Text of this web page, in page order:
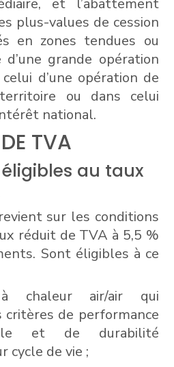
et l’abattement
plus-values de cession
en zones tendues ou
grande opération
celui d’une opération de
ou dans celui
national.
TVA
au taux
sur les conditions
réduit de TVA à 5,5 %
Sont éligibles à ce
chaleur air/air qui
critères de performance
et de durabilité
cycle de vie ;